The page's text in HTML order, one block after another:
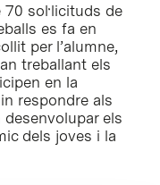
sol·licituds de
es fa en
per l’alumne,
treballant els
en la
respondre als
els
dels joves i la